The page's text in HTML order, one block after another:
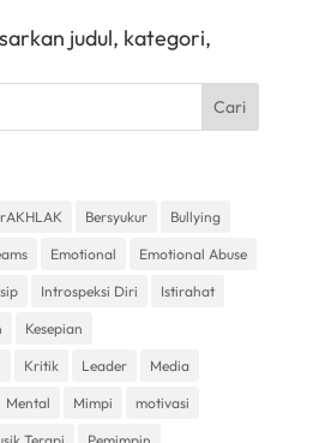
judul, kategori,
Bersyukur Bullying
Emotional Emotional Abuse
Introspeksi Diri Istirahat
Kesepian
Kritik Leader Media
Mental Mimpi motivasi